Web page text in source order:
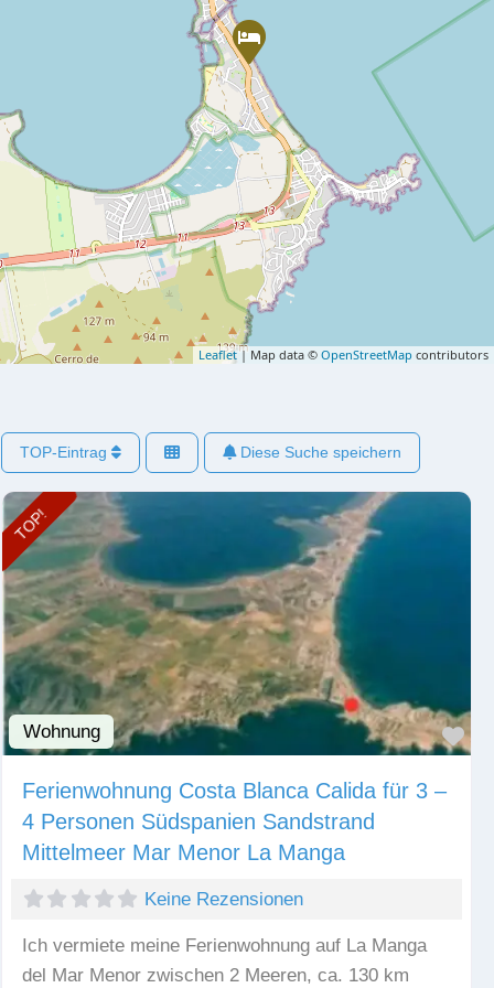
Leaflet| Map data © OpenStreetMap contributors
TOP-Eintrag Diese Suche speichern
TOP!
Wohnung
Ferienwohnung Costa Blanca Calida für 3 –
4 Personen Südspanien Sandstrand
Mittelmeer Mar Menor La Manga
Keine Rezensionen
Ich vermiete meine Ferienwohnung auf La Manga
del Mar Menor zwischen 2 Meeren, ca. 130 km